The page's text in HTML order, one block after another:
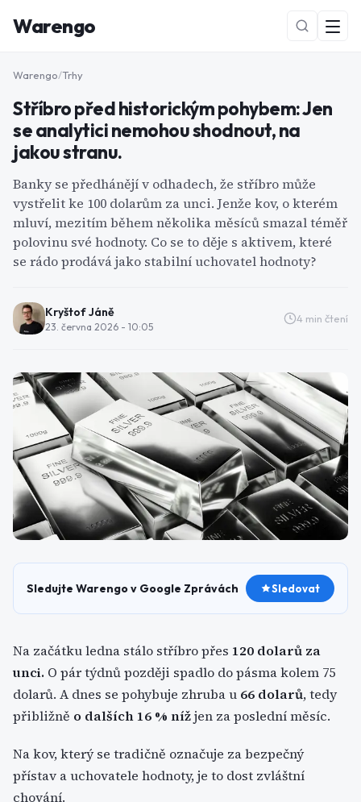
Warengo
NOVÉ
Warengo/Trhy
Stříbro před historickým pohybem: Jen
se analytici nemohou shodnout, na
jakou stranu.
Banky se předhánějí v odhadech, že stříbro může
vystřelit ke 100 dolarům za unci. Jenže kov, o kterém
mluví, mezitím během několika měsíců smazal téměř
polovinu své hodnoty. Co se to děje s aktivem, které
se rádo prodává jako stabilní uchovatel hodnoty?
Kryštof Jáně
23. června 2026 - 10:05
4 min čtení
Sledujte Warengo v Google Zprávách Sledovat
Na začátku ledna stálo stříbro přes 120 dolarů za
unci. O pár týdnů později spadlo do pásma kolem 75
dolarů. A dnes se pohybuje zhruba u 66 dolarů, tedy
přibližně o dalších 16 % nížjen za poslední měsíc.
Na kov, který se tradičně označuje za bezpečný
přístav a uchovatele hodnoty, je to dost zvláštní
chování.